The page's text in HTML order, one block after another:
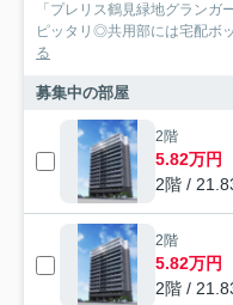
「プレリス鶴見緑地グラン
ピッタリ◎共用部には宅配ボ
る
募集中の部屋
2階
5.82万円
2階 /
2階
5.82万円
2階 /